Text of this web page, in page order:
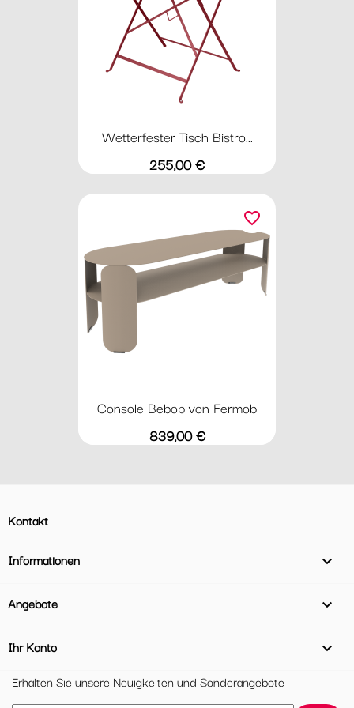
Wetterfester Tisch Bistro...
Preis
255,00 €
Console Bebop von Fermob
Preis
839,00 €
favorite_border
Kontakt
Informationen 
Angebote 
Ihr Konto

Erhalten Sie unsere Neuigkeiten und Sonderangebote